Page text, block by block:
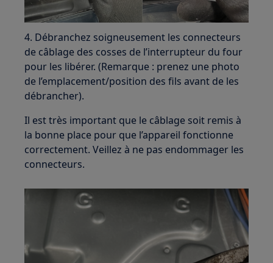
4. Débranchez soigneusement les connecteurs
de câblage des cosses de l’interrupteur du four
pour les libérer. (Remarque : prenez une photo
de l’emplacement/position des fils avant de les
débrancher).
Il est très important que le câblage soit remis à
la bonne place pour que l’appareil fonctionne
correctement. Veillez à ne pas endommager les
connecteurs.